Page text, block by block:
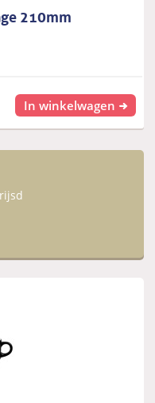
210mm
In winkelwagen